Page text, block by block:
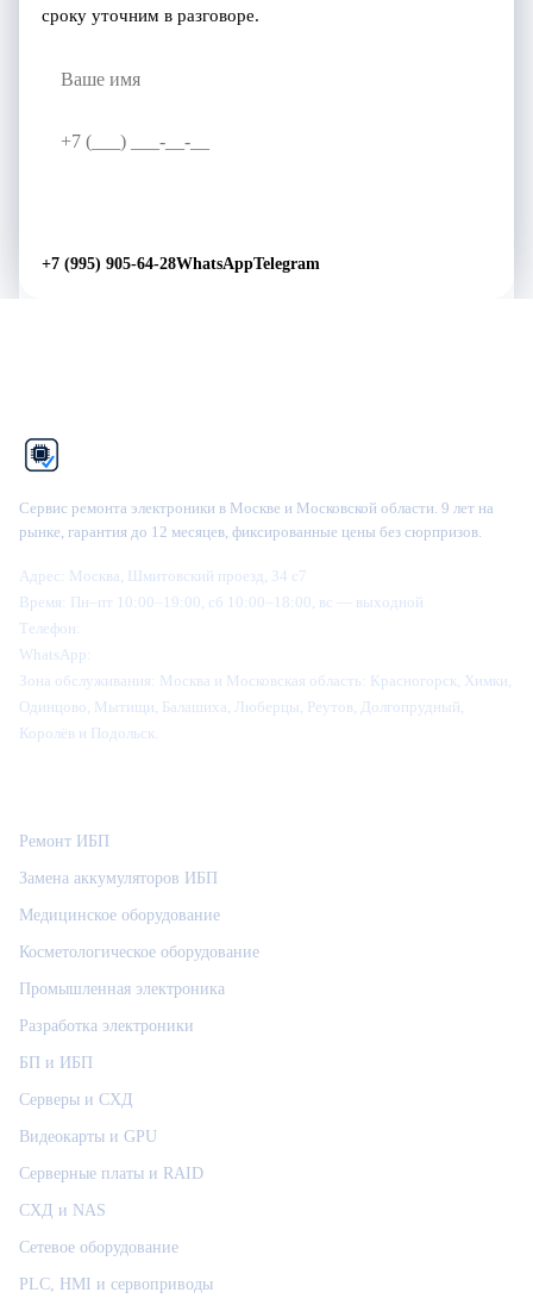
сроку уточним в разговоре.
+7 (995) 905-64-28WhatsAppTelegram
Сервис ремонта электроники в Москве и Московской области. 9 лет на
рынке, гарантия до 12 месяцев, фиксированные цены без сюрпризов.
Адрес: Москва, Шмитовский проезд, 34 с7
Время: Пн–пт 10:00–19:00, сб 10:00–18:00, вс — выходной
Телефон:
WhatsApp:
Зона обслуживания: Москва и Московская область: Красногорск, Химки,
Одинцово, Мытищи, Балашиха, Люберцы, Реутов, Долгопрудный,
Королёв и Подольск.
Ремонт ИБП
Замена аккумуляторов ИБП
Медицинское оборудование
Косметологическое оборудование
Промышленная электроника
Разработка электроники
БП и ИБП
Серверы и СХД
Видеокарты и GPU
Серверные платы и RAID
СХД и NAS
Сетевое оборудование
PLC, HMI и сервоприводы